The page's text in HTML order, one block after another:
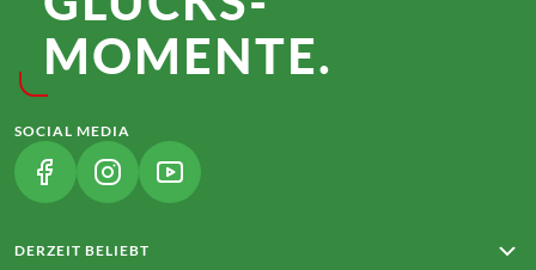
MOMENTE.
SOCIAL MEDIA
(LINK ÖFFNET IN NEUEM TAB)
(LINK ÖFFNET IN NEUEM TAB)
(LINK ÖFFNET IN NEUEM TAB)
DERZEIT BELIEBT